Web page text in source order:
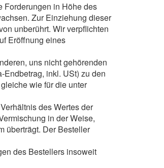
Forderungen in Höhe des
Zur Einziehung dieser
unberührt. Wir verpflichten
Eröffnung eines
uns nicht gehörenden
Endbetrag, inkl. USt) zu den
wie für die unter
des Wertes der
in der Weise,
überträgt. Der Besteller
des Bestellers insoweit